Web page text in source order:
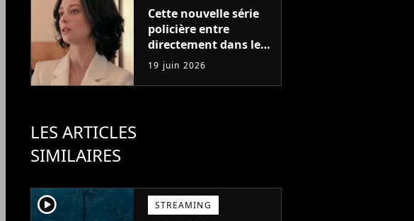
Cette nouvelle série
policière entre
directement dans le
top 5 sur Netflix : la
saison 2 est confirmée
avant même son
19 juin 2026
LES ARTICLES
SIMILAIRES
player2 STREAMING